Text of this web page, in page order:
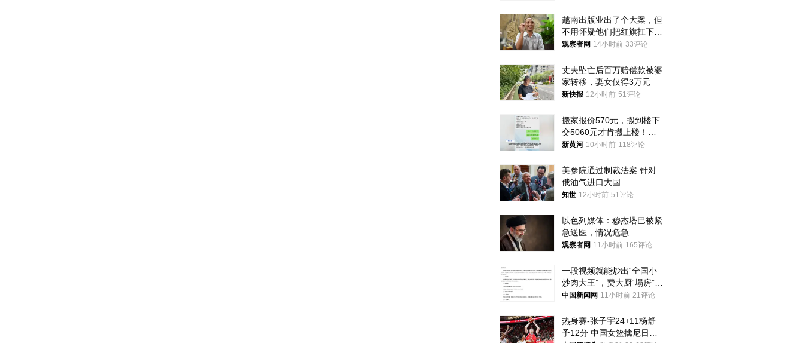
越南出版业出了个大案，但
不用怀疑他们把红旗扛下去
的决心
观察者网 14小时前 33评论
丈夫坠亡后百万赔偿款被婆
家转移，妻女仅得3万元
新快报 12小时前 51评论
搬家报价570元，搬到楼下
交5060元才肯搬上楼！女
子傻眼了……
新黄河 10小时前 118评论
美参院通过制裁法案 针对
俄油气进口大国
知世 12小时前 51评论
以色列媒体：穆杰塔巴被紧
急送医，情况危急
观察者网 11小时前 165评论
一段视频就能炒出“全国小
炒肉大王”，费大厨“塌房”了
吗？
中国新闻网 11小时前 21评论
热身赛-张子宇24+11杨舒
予12分 中国女篮擒尼日利